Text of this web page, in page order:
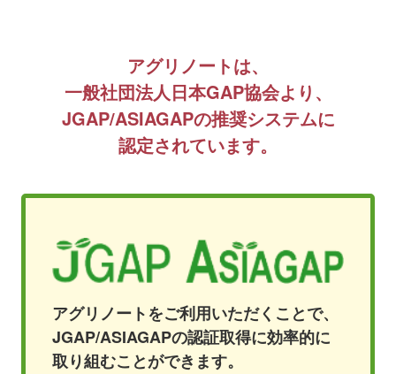
アグリノートは、
一般社団法人日本GAP協会より、
JGAP/ASIAGAPの推奨システムに
認定されています。
アグリノートをご利用いただくことで、
JGAP/ASIAGAPの認証取得に効率的に
取り組むことができます。